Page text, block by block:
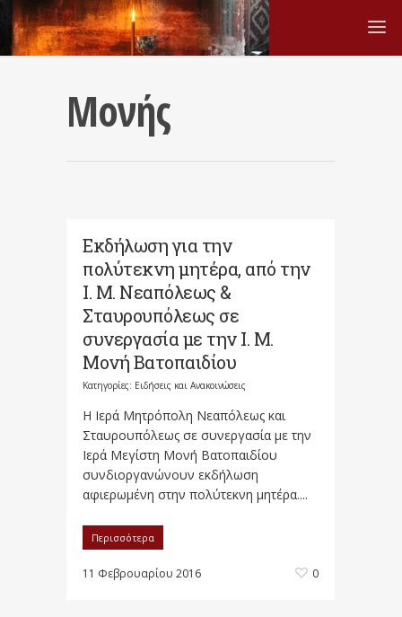
Μονής
Εκδήλωση για την
πολύτεκνη μητέρα, από την
Ι. Μ. Νεαπόλεως &
Σταυρουπόλεως σε
συνεργασία με την Ι. Μ.
Μονή Βατοπαιδίου
Κατηγορίες: Ειδήσεις και Ανακοινώσεις
Η Ιερά Μητρόπολη Νεαπόλεως και
Σταυρουπόλεως σε συνεργασία με την
Ιερά Μεγίστη Μονή Βατοπαιδίου
συνδιοργανώνουν εκδήλωση
αφιερωμένη στην πολύτεκνη μητέρα....
Περισσότερα
11 Φεβρουαρίου 2016 0